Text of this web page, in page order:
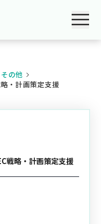
その他
・計画策定支援
戦略・計画策定支援